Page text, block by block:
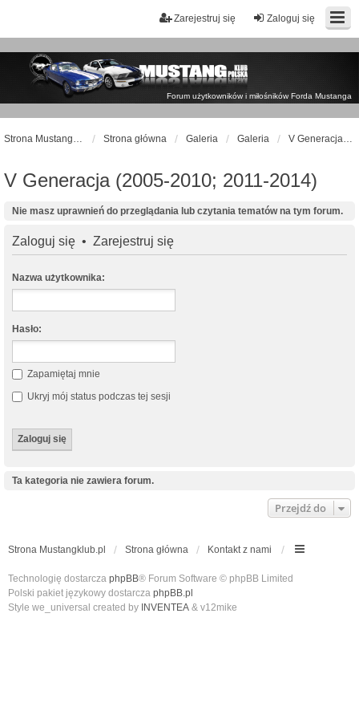
Zaloguj się
Zarejestruj się
Forum użytkowników i miłośników Forda Mustanga
Strona Mustangklub.pl Strona główna Galeria Galeria V Generacja (2005-2010; 2011-2014)
V Generacja (2005-2010; 2011-2014)
Nie masz uprawnień do przeglądania lub czytania tematów na tym forum.
Zaloguj się • Zarejestruj się
Nazwa użytkownika:
Hasło:
Zapamiętaj mnie
Ukryj mój status podczas tej sesji
Ta kategoria nie zawiera forum.
Przejdź do
Strona Mustangklub.pl Strona główna Kontakt z nami
Technologię dostarcza phpBB® Forum Software © phpBB Limited
Polski pakiet językowy dostarcza phpBB.pl
Style we_universal created by INVENTEA & v12mike